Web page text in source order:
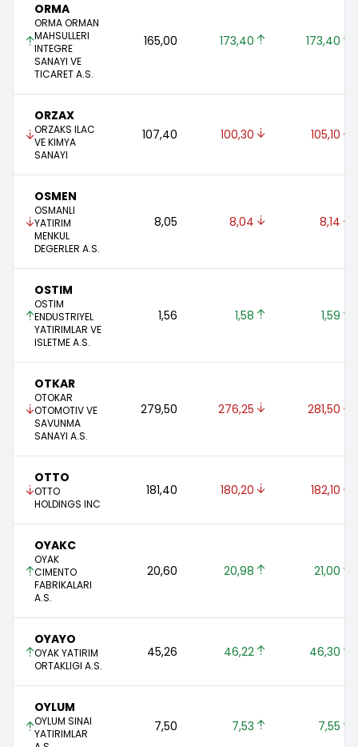
ORMA
ORMA ORMAN
MAHSULLERI
INTEGRE
SANAYI VE
TICARET A.S.
165,00 173,40 173,40
ORZAX
ORZAKS ILAC
VE KIMYA
SANAYI
107,40 100,30 105,10
OSMEN
OSMANLI
YATIRIM
MENKUL
DEGERLER A.S.
8,05 8,04 8,14
OSTIM
OSTIM
ENDUSTRIYEL
YATIRIMLAR VE
ISLETME A.S.
1,56 1,58 1,59
OTKAR
OTOKAR
OTOMOTIV VE
SAVUNMA
SANAYI A.S.
279,50 276,25 281,50
OTTO
OTTO
HOLDINGS INC
181,40 180,20 182,10
OYAKC
OYAK
CIMENTO
FABRIKALARI
A.S.
20,60 20,98 21,00
OYAYO
OYAK YATIRIM
ORTAKLIGI A.S.
45,26 46,22 46,30
OYLUM
OYLUM SINAI
YATIRIMLAR
7,50 7,53 7,55